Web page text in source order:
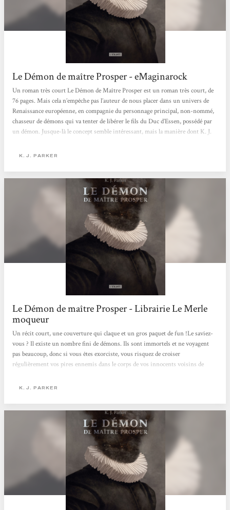
Le Démon de maître Prosper - eMaginarock
Un roman très court Le Démon de Maître Prosper est un roman très court, de
76 pages. Mais cela n’empêche pas l’auteur de nous placer dans un univers de
Renaissance européenne, en compagnie du personnage principal, non-nommé,
chasseur de démons qui va tenter de libérer le fils du Duc d’Essen, possédé par
un démon. Jusque-là le concept semble intéressant, mais la manière dont K. J.
vont et viennent, les dialogues démoniaques s’enchaînent pour le plus grand
K. J. PARKER
Le Démon de maître Prosper - Librairie Le Merle
moqueur
Un récit court, une couverture qui claque et un gros paquet de fun !Le saviez-
vous ? Il existe un nombre fini de démons. Ils sont immortels et ne voyagent
pas beaucoup, donc si vous êtes exorciste, vous risquez de croiser
régulièrement vos pires ennemis dans le corps de vos innocents voisins de
narrateur de cette novella, ce sont les démons qui auront peur de tomber sur
tout de suite, K.J. Parker est une super découverte !
K. J. PARKER